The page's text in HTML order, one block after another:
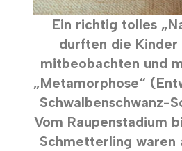
Ein richtig tolles
durften die Kinder
mitbeobachten und
„Metamorphose“
Schwalbenschwanz-
Vom Raupenstadium
Schmetterling waren